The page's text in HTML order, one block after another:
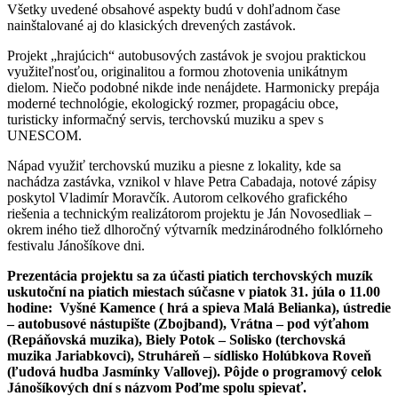
Všetky uvedené obsahové aspekty budú v dohľadnom čase
nainštalované aj do klasických drevených zastávok.
Projekt „hrajúcich“ autobusových zastávok je svojou praktickou
využiteľnosťou, originalitou a formou zhotovenia unikátnym
dielom. Niečo podobné nikde inde nenájdete. Harmonicky prepája
moderné technológie, ekologický rozmer, propagáciu obce,
turisticky informačný servis, terchovskú muziku a spev s
UNESCOM.
Nápad využiť terchovskú muziku a piesne z lokality, kde sa
nachádza zastávka, vznikol v hlave Petra Cabadaja, notové zápisy
poskytol Vladimír Moravčík. Autorom celkového grafického
riešenia a technickým realizátorom projektu je Ján Novosedliak –
okrem iného tiež dlhoročný výtvarník medzinárodného folklórneho
festivalu Jánošíkove dni.
Prezentácia projektu sa za účasti piatich terchovských muzík
uskutoční na piatich miestach súčasne v piatok 31. júla o 11.00
hodine: Vyšné Kamence ( hrá a spieva Malá Belianka), ústredie
– autobusové nástupište (Zbojband), Vrátna – pod výťahom
(Repáňovská muzika), Biely Potok – Solisko (terchovská
muzika Jariabkovci), Struháreň – sídlisko Holúbkova Roveň
(ľudová hudba Jasmínky Vallovej). Pôjde o programový celok
Jánošíkových dní s názvom Poďme spolu spievať.